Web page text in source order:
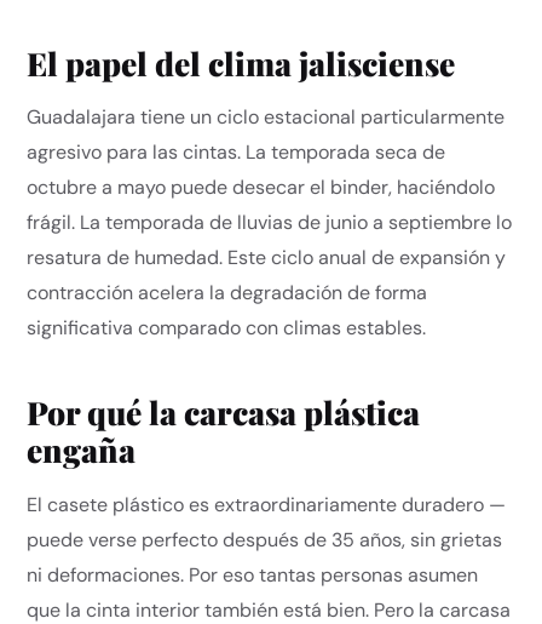
El papel del clima jalisciense
Guadalajara tiene un ciclo estacional particularmente
agresivo para las cintas. La temporada seca de
octubre a mayo puede desecar el binder, haciéndolo
frágil. La temporada de lluvias de junio a septiembre lo
resatura de humedad. Este ciclo anual de expansión y
contracción acelera la degradación de forma
significativa comparado con climas estables.
Por qué la carcasa plástica
engaña
El casete plástico es extraordinariamente duradero —
puede verse perfecto después de 35 años, sin grietas
ni deformaciones. Por eso tantas personas asumen
que la cinta interior también está bien. Pero la carcasa